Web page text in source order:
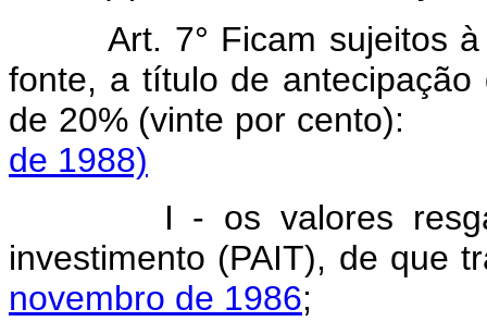
Art. 7° Ficam sujeitos
fonte, a título de
de 20% (vinte por
de 1988)
I - os valores
investimento (PAIT), de que
novembro de 1986;